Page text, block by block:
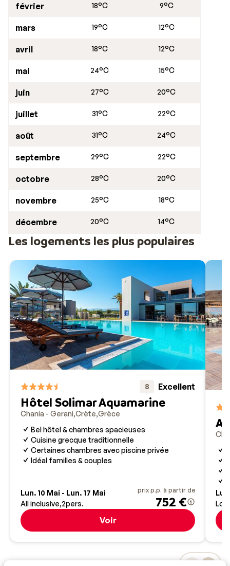
février 18°C 9°C
mars 19°C 12°C
avril 18°C 12°C
mai 24°C 15°C
juin 27°C 20°C
juillet 31°C 22°C
août 31°C 24°C
septembre 29°C 22°C
octobre 28°C 20°C
novembre 25°C 18°C
décembre 20°C 14°C
Les logements les plus populaires
8 Excellent
Hôtel Solimar Aquamarine
Chania - Gerani Crète Grèce
Bel hôtel & chambres spacieuses
Cuisine grecque traditionnelle
Certaines chambres avec piscine privée
Idéal familles & couples
Lun. 10 Mai - Lun. 17 Mai
All inclusive 2pers.
prix p.p. à partir de
752 €
Voir